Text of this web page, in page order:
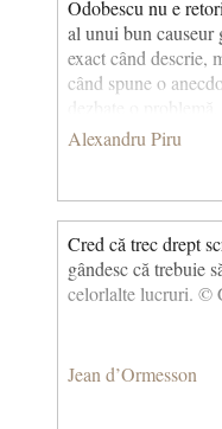
Odobescu nu e
al unui bun causeur
exact când descrie,
când spune o
dezbate o
amabil și discret,
Alexandru Piru
Cred că trec drept
gândesc că trebuie
celorlalte lucruri. ©
Jean d’Ormesson